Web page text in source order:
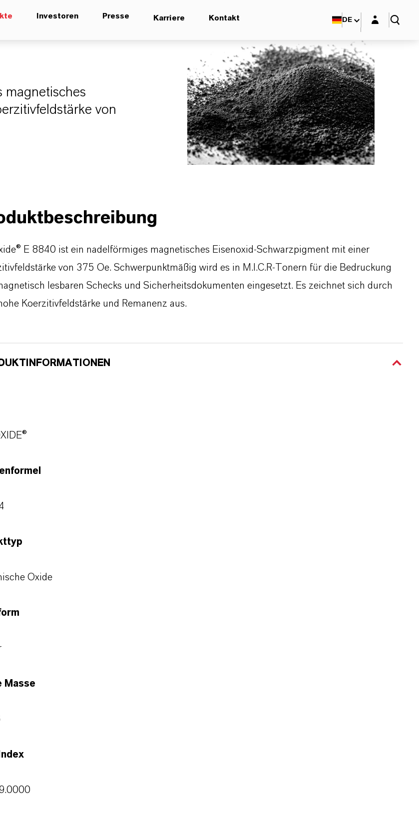
Investoren Presse Karriere Kontakt DE Login-Maske
magnetisches
von
E 8840 ist ein nadelförmiges magnetisches Eisenoxid-Schwarzpigment mit einer
von 375 Oe. Schwerpunktmäßig wird es in M.I.C.R-Tonern für die Bedruckung
lesbaren Schecks und Sicherheitsdokumenten eingesetzt. Es zeichnet sich durch
Koerzitivfeldstärke und Remanenz aus.
Oxide
Masse